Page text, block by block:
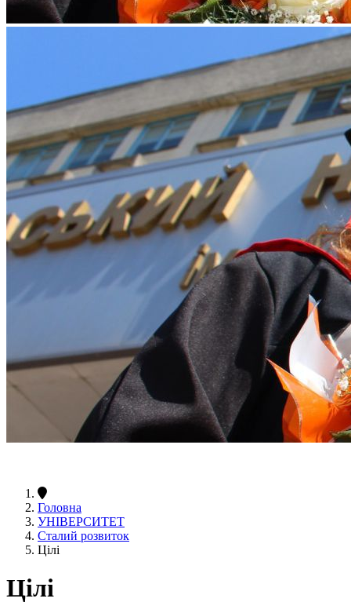
Головна
УНІВЕРСИТЕТ
Сталий розвиток
Цілі
Цілі